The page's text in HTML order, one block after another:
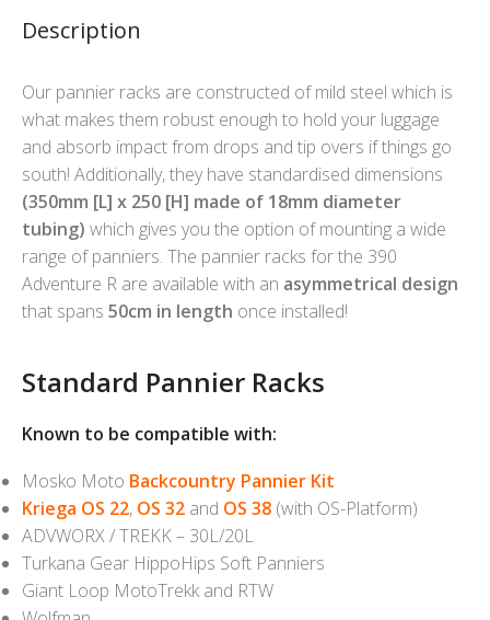
Description
Our pannier racks are constructed of mild steel which is
what makes them robust enough to hold your luggage
and absorb impact from drops and tip overs if things go
south! Additionally, they have standardised dimensions
(350mm [L] x 250 [H] made of 18mm diameter
tubing) which gives you the option of mounting a wide
range of panniers. The pannier racks for the 390
Adventure R are available with an asymmetrical design
that spans 50cm in length once installed!
Standard Pannier Racks
Known to be compatible with:
Mosko Moto Backcountry Pannier Kit
Kriega OS 22, OS 32 and OS 38 (with OS-Platform)
ADVWORX / TREKK – 30L/20L
Turkana Gear HippoHips Soft Panniers
Giant Loop MotoTrekk and RTW